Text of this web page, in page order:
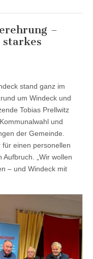
–
stand ganz im
um Windeck und
Tobias Prellwitz
und
der Gemeinde.
einen personellen
„Wir wollen
– und Windeck mit